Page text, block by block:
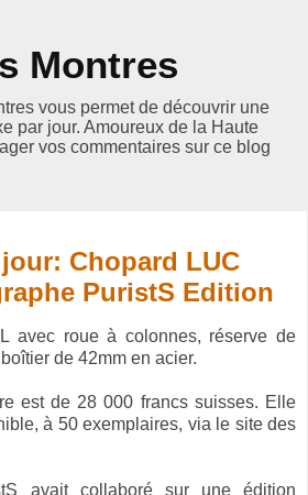
Montres
vous permet de découvrir une
par jour. Amoureux de la Haute
vos commentaires sur ce blog
Chopard LUC
PuristS Edition
avec roue à colonnes, réserve de
de 42mm en acier.
est de 28 000 francs suisses. Elle
à 50 exemplaires, via le site des
avait collaboré sur une édition